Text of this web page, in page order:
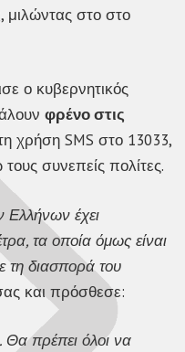
, μιλώντας στο στο
ο κυβερνητικός
φρένο στις
χρήση SMS στο 13033,
συνεπείς πολίτες.
Ελλήνων έχει
τα οποία όμως είναι
τη διασπορά του
και πρόσθεσε:
Θα πρέπει όλοι να